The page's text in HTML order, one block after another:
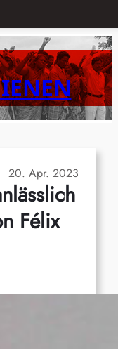
20. Apr. 2023
Félix